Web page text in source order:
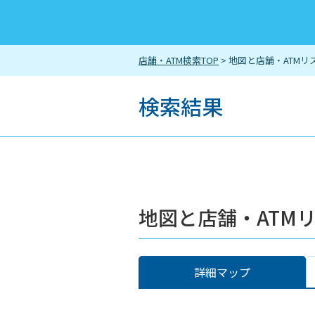
店舗・ATM検索TOP > 地図と店舗・ATMリ
検索結果
地図と店舗・ATM
詳細マップ